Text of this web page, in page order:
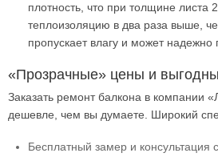
плотность, что при толщине листа
теплоизоляцию в два раза выше,
пропускает влагу и может надежно
«Прозрачные» цены и
Заказать ремонт балкона в компании
дешевле, чем вы думаете. Широкий
Бесплатный замер и консультация